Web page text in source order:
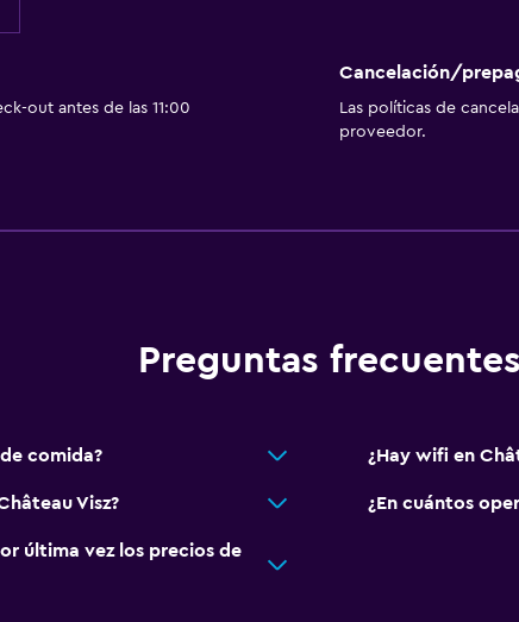
out antes de las 11:00
Cancelación/
Las políticas de
proveedor.
Preguntas frecuentes
comida? ¿Hay wifi en
Visz? ¿En cuántos
última vez los precios de